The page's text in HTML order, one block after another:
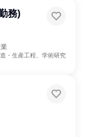
務)
・生産工程、学術研究